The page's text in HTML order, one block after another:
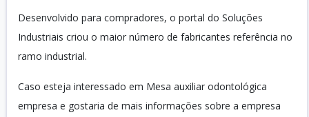
Desenvolvido para compradores, o portal do Soluções
Industriais criou o maior número de fabricantes referência no
ramo industrial.
Caso esteja interessado em Mesa auxiliar odontológica
empresa e gostaria de mais informações sobre a empresa